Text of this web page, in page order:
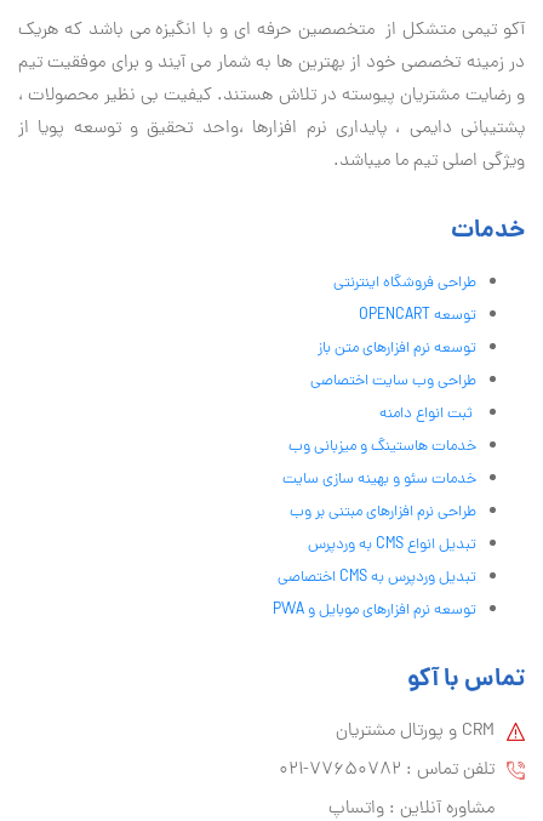
آكو تيمی متشکل از متخصصین حرفه ای و با انگیزه می باشد که هریک
در زمینه تخصصی خود از بهترین ها به شمار می آیند و برای موفقیت تيم
و رضایت مشتریان پیوسته در تلاش هستند. کیفیت بی نظير محصولات ،
پشتیبانی دايمی ، پایداری نرم افزارها ،واحد تحقیق و توسعه پویا از
ویژگی اصلی تیم ما میباشد.
خدمات
طراحی فروشگاه اینترنتی
توسعه OPENCART
توسعه نرم افزارهای متن باز
طراحی وب سایت اختصاصی
ثبت انواع دامنه
خدمات هاستینگ و میزبانی وب
خدمات سئو و بهینه سازی سایت
طراحی نرم افزارهای مبتنی بر وب
تبدیل انواع CMS به وردپرس
تبدیل وردپرس به CMS اختصاصی
توسعه نرم افزارهای موبایل و PWA
تماس با آکو
CRM و پورتال مشتریان
تلفن تماس :‌ 77650782-021
مشاوره آنلاین : واتساپ